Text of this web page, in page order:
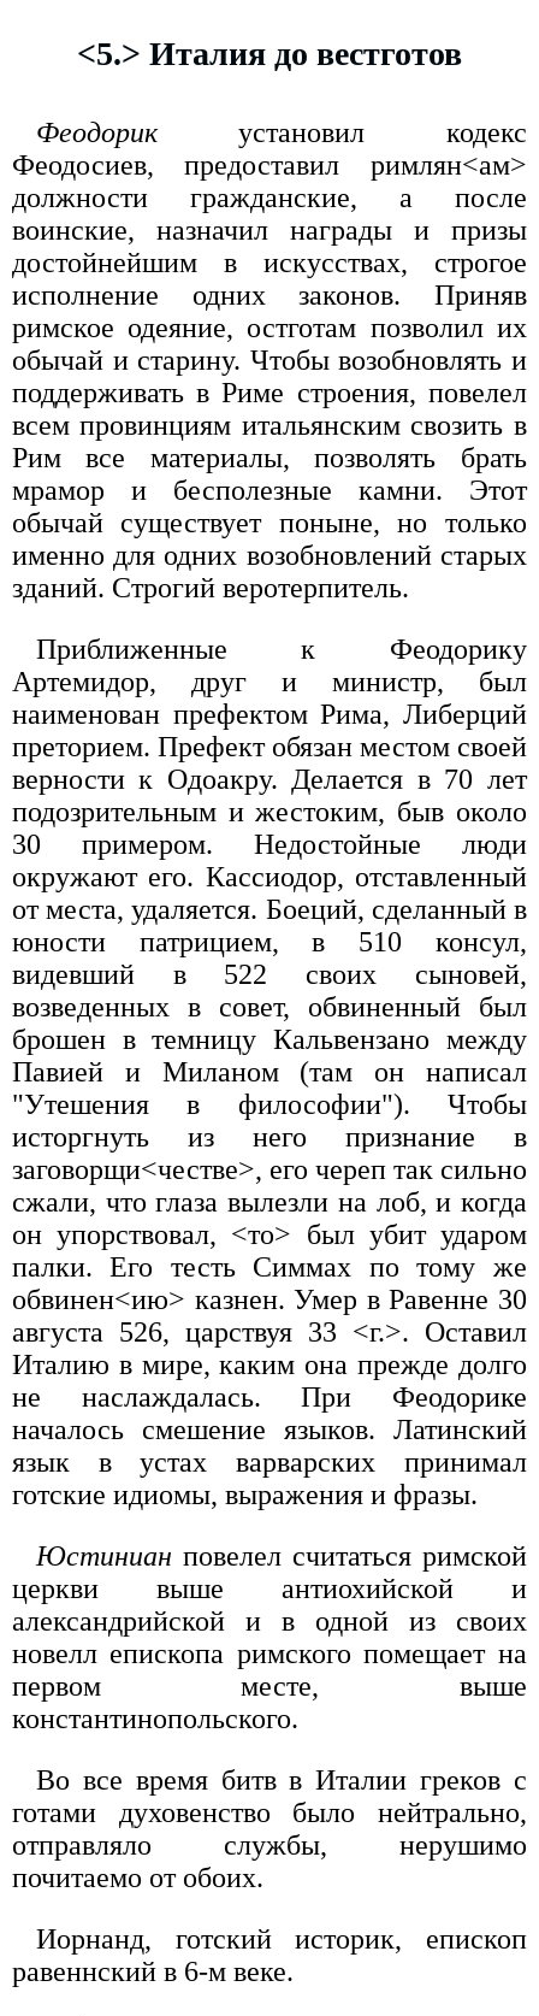
<5.> Италия до вестготов
Феодорикустановил кодекс
Феодосиев, предоставил римлян<ам>
должности гражданские, а после
воинские, назначил награды и призы
достойнейшим в искусствах, строгое
исполнение одних законов. Приняв
римское одеяние, остготам позволил их
обычай и старину. Чтобы возобновлять и
поддерживать в Риме строения, повелел
всем провинциям итальянским свозить в
Рим все материалы, позволять брать
мрамор и бесполезные камни. Этот
обычай существует поныне, но только
именно для одних возобновлений старых
зданий. Строгий веротерпитель.
Приближенные к Феодорику
Артемидор, друг и министр, был
наименован префектом Рима, Либерций
преторием. Префект обязан местом своей
верности к Одоакру. Делается в 70 лет
подозрительным и жестоким, быв около
30 примером. Недостойные люди
окружают его. Кассиодор, отставленный
от места, удаляется. Боеций, сделанный в
юности патрицием, в 510 консул,
видевший в 522 своих сыновей,
возведенных в совет, обвиненный был
брошен в темницу Кальвензано между
Павией и Миланом (там он написал
"Утешения в философии"). Чтобы
исторгнуть из него признание в
заговорщи<честве>, его череп так сильно
сжали, что глаза вылезли на лоб, и когда
он упорствовал, <то> был убит ударом
палки. Его тесть Симмах по тому же
обвинен<ию> казнен. Умер в Равенне 30
августа 526, царствуя 33 <г.>. Оставил
Италию в мире, каким она прежде долго
не наслаждалась. При Феодорике
началось смешение языков. Латинский
язык в устах варварских принимал
готские идиомы, выражения и фразы.
Юстиниан повелел считаться римской
церкви выше антиохийской и
александрийской и в одной из своих
новелл епископа римского помещает на
первом месте, выше
константинопольского.
Во все время битв в Италии греков с
готами духовенство было нейтрально,
отправляло службы, нерушимо
почитаемо от обоих.
Иорнанд, готский историк, епископ
равеннский в 6-м веке.